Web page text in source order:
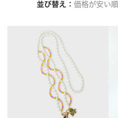
エコバッグ
その他
ファッション
アパレル
ポカホンタス
サンリオ
トート
CATEGORY
並び替え 価格が安い順